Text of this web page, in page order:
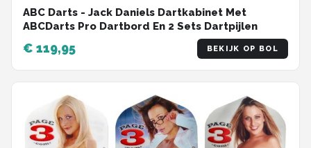
ABC Darts - Jack Daniels Dartkabinet Met
ABCDarts Pro Dartbord En 2 Sets Dartpijlen
€ 119,95 BEKIJK OP BOL